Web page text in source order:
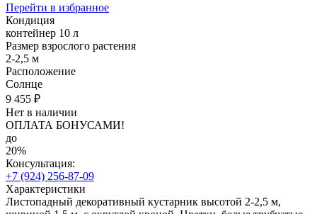
Перейти в избранное
Кондиция
контейнер 10 л
Размер взрослого растения
2-2,5 м
Расположение
Солнце
9 455 ₽
Нет в наличии
ОПЛАТА БОНУСАМИ!
до
20%
Консультация:
+7 (924) 256-87-09
Характеристики
Листопадный декоративный кустарник высотой 2-2,5 м,